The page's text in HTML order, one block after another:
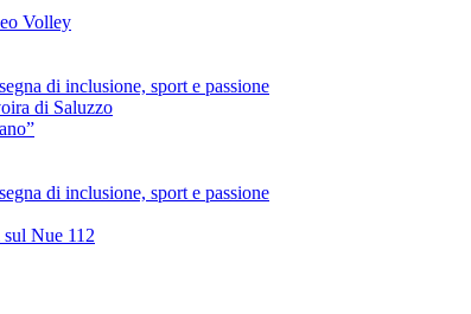
Volley
di inclusione, sport e passione
di Saluzzo
di inclusione, sport e passione
Nue 112